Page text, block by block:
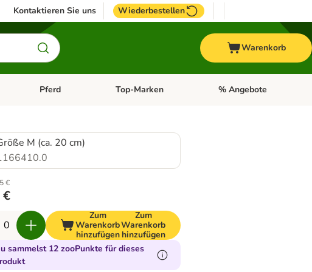
Kontaktieren Sie uns Wiederbestellen
Warenkorb
öffnen: Fisch
Kategorie-Menü öffnen: Vogel
Pferd Kategorie-Menü öffnen: Pferd
Top-Marken Kategorie-Menü öffnen:
% Angebote
M (ca. 20 cm)
€
€
Zum
Warenkorb
hinzufügen
Zum
Warenkorb
hinzufügen
sammelst 12 zooPunkte für dieses